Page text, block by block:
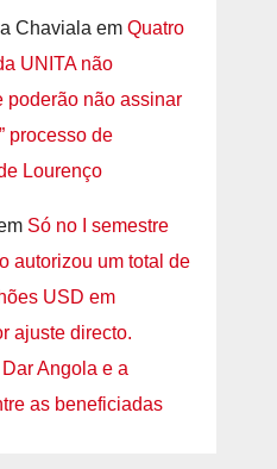
Chaviala em Quatro
UNITA não
poderão não assinar
processo de
Lourenço
Só no I semestre
autorizou um total de
USD em
ajuste directo.
Angola e a
as beneficiadas